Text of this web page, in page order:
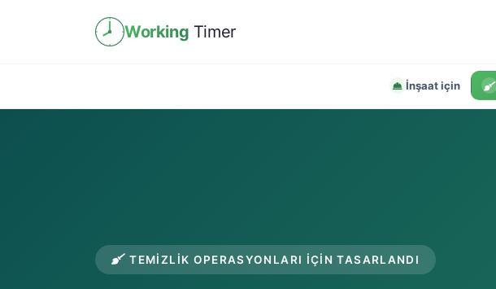
Working Timer
İnşaat için
TEMIZLIK OPERASYONLARI IÇIN TASARLANDI